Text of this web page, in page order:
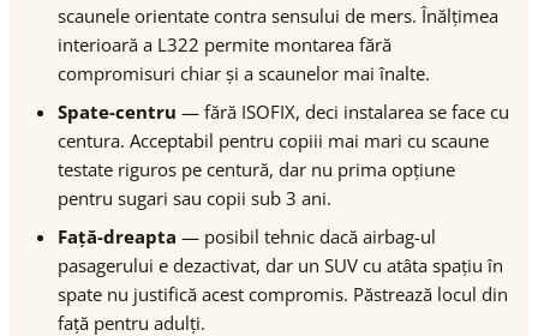
scaunele orientate contra sensului de mers. Înălțimea
interioară a L322 permite montarea fără
compromisuri chiar și a scaunelor mai înalte.
Spate-centru — fără ISOFIX, deci instalarea se face cu
centura. Acceptabil pentru copiii mai mari cu scaune
testate riguros pe centură, dar nu prima opțiune
pentru sugari sau copii sub 3 ani.
Față-dreapta — posibil tehnic dacă airbag-ul
pasagerului e dezactivat, dar un SUV cu atâta spațiu în
spate nu justifică acest compromis. Păstrează locul din
față pentru adulți.